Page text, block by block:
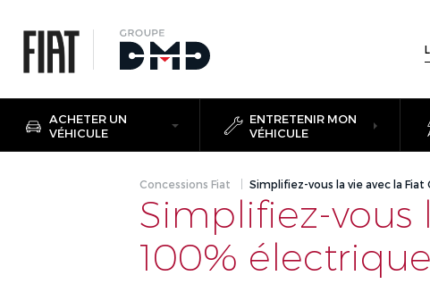
ACHETER UN
VÉHICULE
ENTRETENIR MON
VÉHICULE
Concessions Fiat Simplifiez-vous la vie avec la
Simplifiez-vous
100% électrique